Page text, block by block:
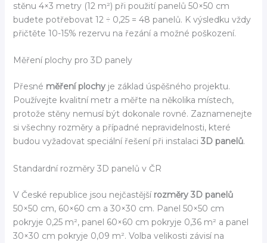
stěnu 4×3 metry (12 m²) při použití panelů 50×50 cm
budete potřebovat 12 ÷ 0,25 = 48 panelů. K výsledku vždy
přičtěte 10-15% rezervu na řezání a možné poškození.
Měření plochy pro 3D panely
Přesné měření plochyje základ úspěšného projektu.
Používejte kvalitní metr a měřte na několika místech,
protože stěny nemusí být dokonale rovné. Zaznamenejte
si všechny rozměry a případné nepravidelnosti, které
budou vyžadovat speciální řešení při instalaci 3D panelů.
Standardní rozměry 3D panelů v ČR
V České republice jsou nejčastější rozměry 3D panelů
50×50 cm, 60×60 cm a 30×30 cm. Panel 50×50 cm
pokryje 0,25 m², panel 60×60 cm pokryje 0,36 m² a panel
30×30 cm pokryje 0,09 m². Volba velikosti závisí na